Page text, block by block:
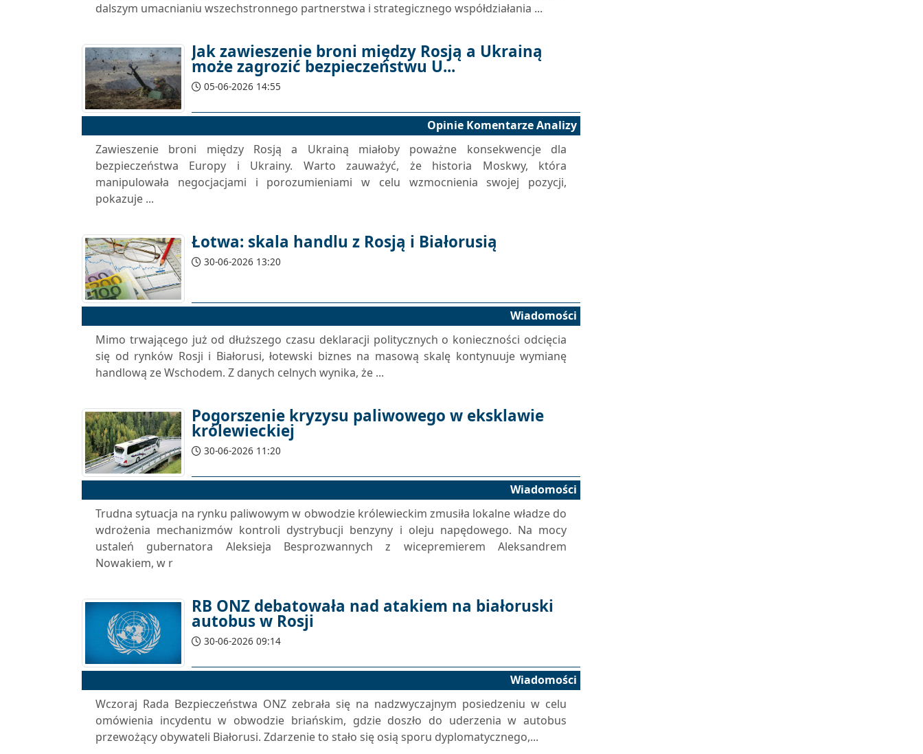
dalszym umacnianiu wszechstronnego partnerstwa i strategicznego współdziałania ...
Jak zawieszenie broni między Rosją a Ukrainą
może zagrozić bezpieczeństwu U...
05-06-2026 14:55
Opinie Komentarze Analizy
Zawieszenie broni między Rosją a Ukrainą miałoby poważne konsekwencje dla
bezpieczeństwa Europy i Ukrainy. Warto zauważyć, że historia Moskwy, która
manipulowała negocjacjami i porozumieniami w celu wzmocnienia swojej pozycji,
pokazuje ...
Łotwa: skala handlu z Rosją i Białorusią
30-06-2026 13:20
Wiadomości
Mimo trwającego już od dłuższego czasu deklaracji politycznych o konieczności odcięcia
się od rynków Rosji i Białorusi, łotewski biznes na masową skalę kontynuuje wymianę
handlową ze Wschodem. Z danych celnych wynika, że ...
Pogorszenie kryzysu paliwowego w eksklawie
królewieckiej
30-06-2026 11:20
Wiadomości
Trudna sytuacja na rynku paliwowym w obwodzie królewieckim zmusiła lokalne władze do
wdrożenia mechanizmów kontroli dystrybucji benzyny i oleju napędowego. Na mocy
ustaleń gubernatora Aleksieja Besprozwannych z wicepremierem Aleksandrem
Nowakiem, w r
RB ONZ debatowała nad atakiem na białoruski
autobus w Rosji
30-06-2026 09:14
Wiadomości
Wczoraj Rada Bezpieczeństwa ONZ zebrała się na nadzwyczajnym posiedzeniu w celu
omówienia incydentu w obwodzie briańskim, gdzie doszło do uderzenia w autobus
przewożący obywateli Białorusi. Zdarzenie to stało się osią sporu dyplomatycznego,...